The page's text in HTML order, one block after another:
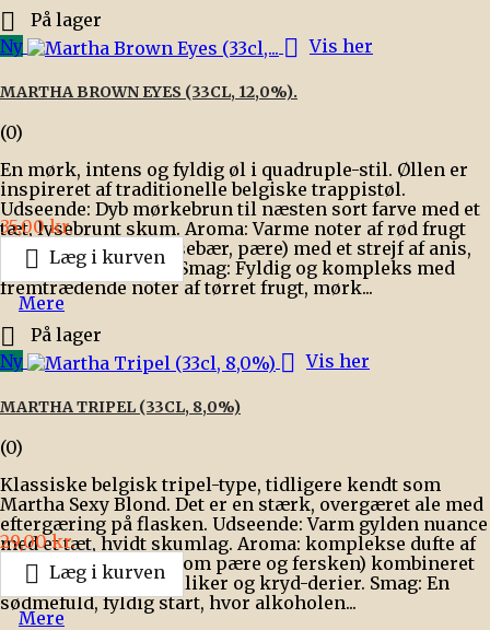

På lager
Ny
 Vis her
MARTHA BROWN EYES (33CL, 12,0%).
(0)
En mørk, intens og fyldig øl i quadruple-stil. Øllen er
inspireret af traditionelle belgiske trappistøl.
Udseende: Dyb mørkebrun til næsten sort farve med et
tæt, lysebrunt skum. Aroma: Varme noter af rød frugt
(modne jordbær, kirsebær, pære) med et strejf af anis,
lakrids og karamel. Smag: Fyldig og kompleks med
fremtrædende noter af tørret frugt, mørk...
Pris
35,00 kr.
 Læg i kurven
Mere

På lager
Ny
 Vis her
MARTHA TRIPEL (33CL, 8,0%)
(0)
Klassiske belgisk tripel-type, tidligere kendt som
Martha Sexy Blond. Det er en stærk, overgæret ale med
eftergæring på flasken. Udseende: Varm gylden nuance
med et tæt, hvidt skumlag. Aroma: komplekse dufte af
hvid tørret frugt (såsom pære og fersken) kombineret
med gær-noter af nelliker og kryd-derier. Smag: En
sødmefuld, fyldig start, hvor alkoholen...
Pris
29,00 kr.
 Læg i kurven
Mere